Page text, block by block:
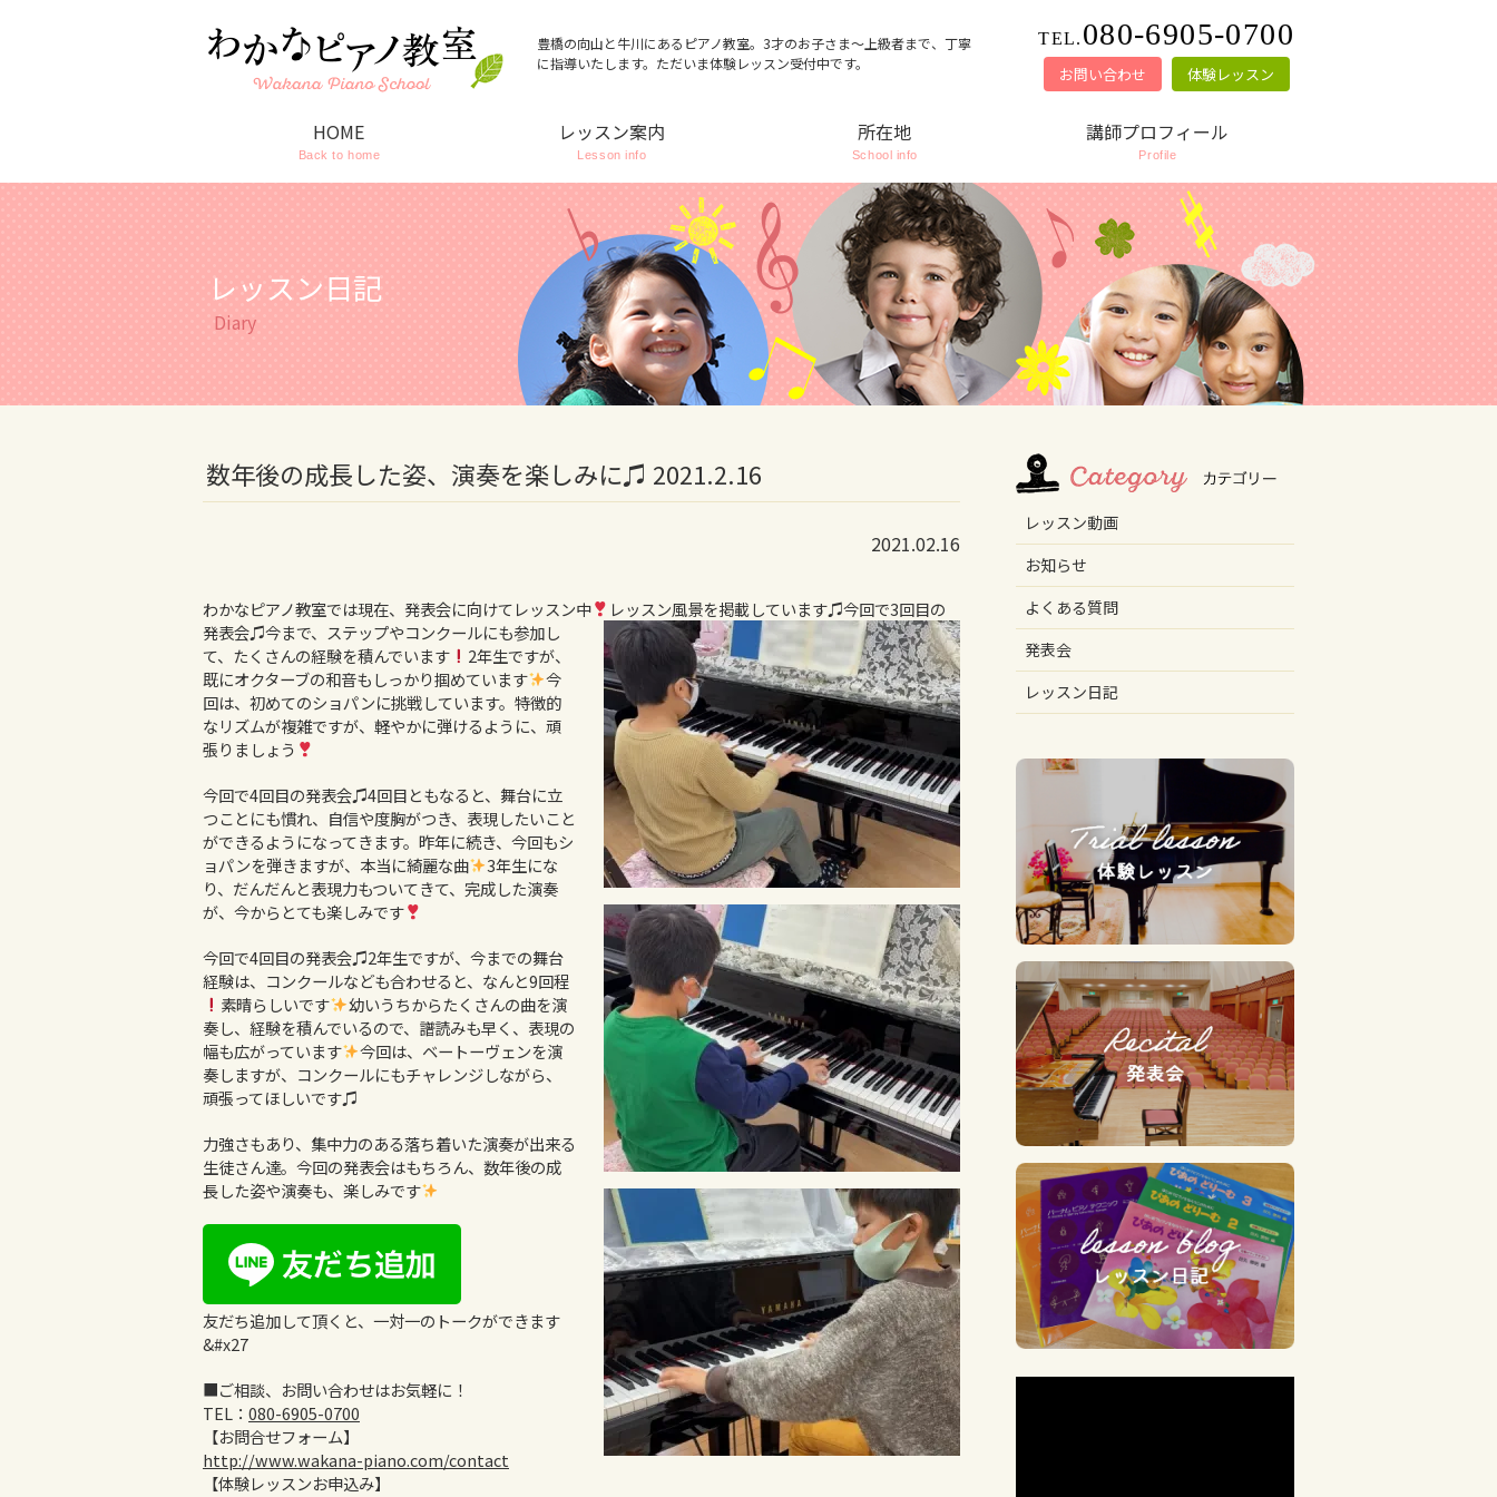
豊橋の向山と牛川にあるピアノ教室。3才のお子さま～上級者まで、丁寧
に指導いたします。ただいま体験レッスン受付中です。
TEL. 080-6905-0700
お問い合わせ 体験レッスン
レッスン日記
Diary
HOME
Back to home
レッスン案内
Lesson info
所在地
School info
講師プロフィール
Profile
数年後の成長した姿、演奏を楽しみに♫ 2021.2.16
2021.02.16
わかなピアノ教室では現在、発表会に向けてレッスン中 レッスン風景を掲載しています♫今回で3回目の
発表会♫今まで、ステップやコンクールにも参加し
て、たくさんの経験を積んでいます
2年生ですが、
既にオクターブの和音もしっかり掴めています
今
回は、初めてのショパンに挑戦しています。特徴的
なリズムが複雑ですが、軽やかに弾けるように、頑
張りましょう
今回で4回目の発表会♫4回目ともなると、舞台に立
つことにも慣れ、自信や度胸がつき、表現したいこと
ができるようになってきます。昨年に続き、今回もシ
ョパンを弾きますが、本当に綺麗な曲
3年生にな
り、だんだんと表現力もついてきて、完成した演奏
が、今からとても楽しみです
今回で4回目の発表会♫2年生ですが、今までの舞台
経験は、コンクールなども合わせると、なんと9回程
素晴らしいです
幼いうちからたくさんの曲を演
奏し、経験を積んでいるので、譜読みも早く、表現の
幅も広がっています
今回は、ベートーヴェンを演
奏しますが、コンクールにもチャレンジしながら、
頑張ってほしいです♫
力強さもあり、集中力のある落ち着いた演奏が出来る
生徒さん達。今回の発表会はもちろん、数年後の成
長した姿や演奏も、楽しみです
友だち追加して頂くと、一対一のトークができます
&#x27
■ご相談、お問い合わせはお気軽に！
TEL： 080-6905-0700
【お問合せフォーム】
http://www.wakana-piano.com/contact
【体験レッスンお申込み】
レッスン動画
お知らせ
よくある質問
発表会
レッスン日記